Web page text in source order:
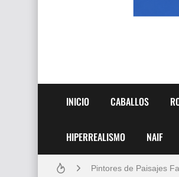
INICIO CABALLOS
HIPERREALISMO NAIF
Frutas y Flores Para
Pintores de Paisajes